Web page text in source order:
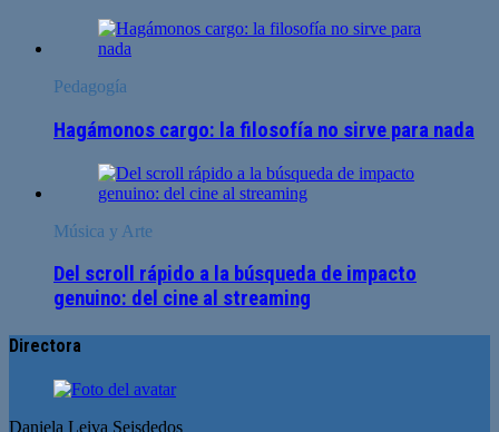
Pedagogía
Hagámonos cargo: la filosofía no sirve para nada
Música y Arte
Del scroll rápido a la búsqueda de impacto
genuino: del cine al streaming
Directora
Daniela Leiva Seisdedos